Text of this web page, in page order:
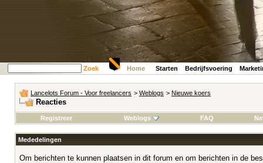
Zoek Home Starten Bedrijfsvoering
Lancelots Forum - Voor freelancers > Weblogs > Nieuwe koers
Reacties
Registreer Weblogs FAQ
Mededelingen
Om berichten te kunnen plaatsen in dit forum en om berichten in de